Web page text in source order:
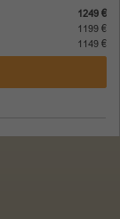
1249 €
1199 €
1149 €